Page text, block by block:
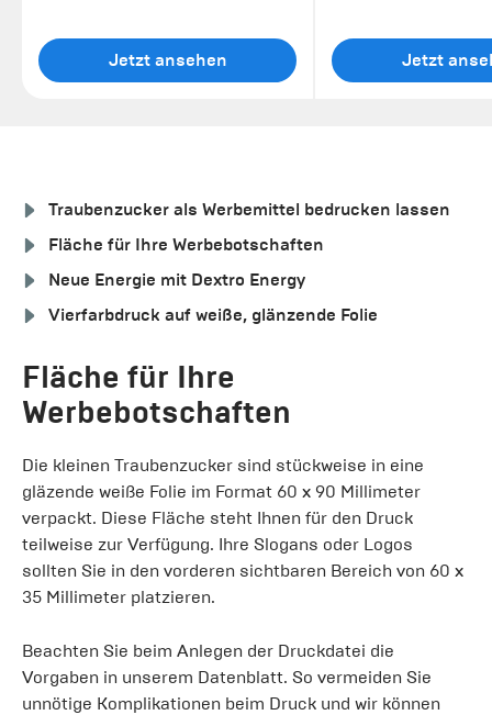
Jetzt ansehen Jetzt
Traubenzucker als Werbemittel bedrucken lassen
Fläche für Ihre Werbebotschaften
Neue Energie mit Dextro Energy
Vierfarbdruck auf weiße, glänzende Folie
Fläche für Ihre
Werbebotschaften
Die kleinen Traubenzucker sind stückweise in eine
gläzende weiße Folie im Format 60 x 90 Millimeter
verpackt. Diese Fläche steht Ihnen für den Druck
teilweise zur Verfügung. Ihre Slogans oder Logos
sollten Sie in den vorderen sichtbaren Bereich von 60 x
35 Millimeter platzieren.
Beachten Sie beim Anlegen der Druckdatei die
Vorgaben in unserem Datenblatt. So vermeiden Sie
unnötige Komplikationen beim Druck und wir können